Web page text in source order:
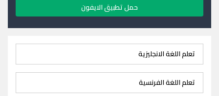
حمل تطبيق الايفون
تعلم اللغة الانجليزية
تعلم اللغة الفرنسية